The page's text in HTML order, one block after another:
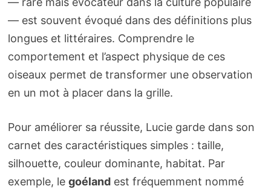
— est souvent évoqué dans des définitions plus
longues et littéraires. Comprendre le
comportement et l’aspect physique de ces
oiseaux permet de transformer une observation
en un mot à placer dans la grille.
Pour améliorer sa réussite, Lucie garde dans son
carnet des caractéristiques simples : taille,
silhouette, couleur dominante, habitat. Par
exemple, le goélandest fréquemment nommé